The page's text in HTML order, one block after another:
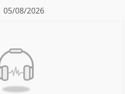
05/08/2026